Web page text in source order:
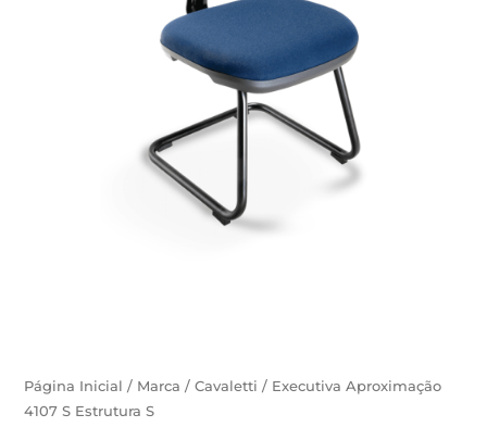
Página Inicial / Marca /Cavaletti / Executiva Aproximação
4107 S Estrutura S